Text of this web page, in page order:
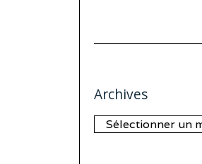
Archives
Archives